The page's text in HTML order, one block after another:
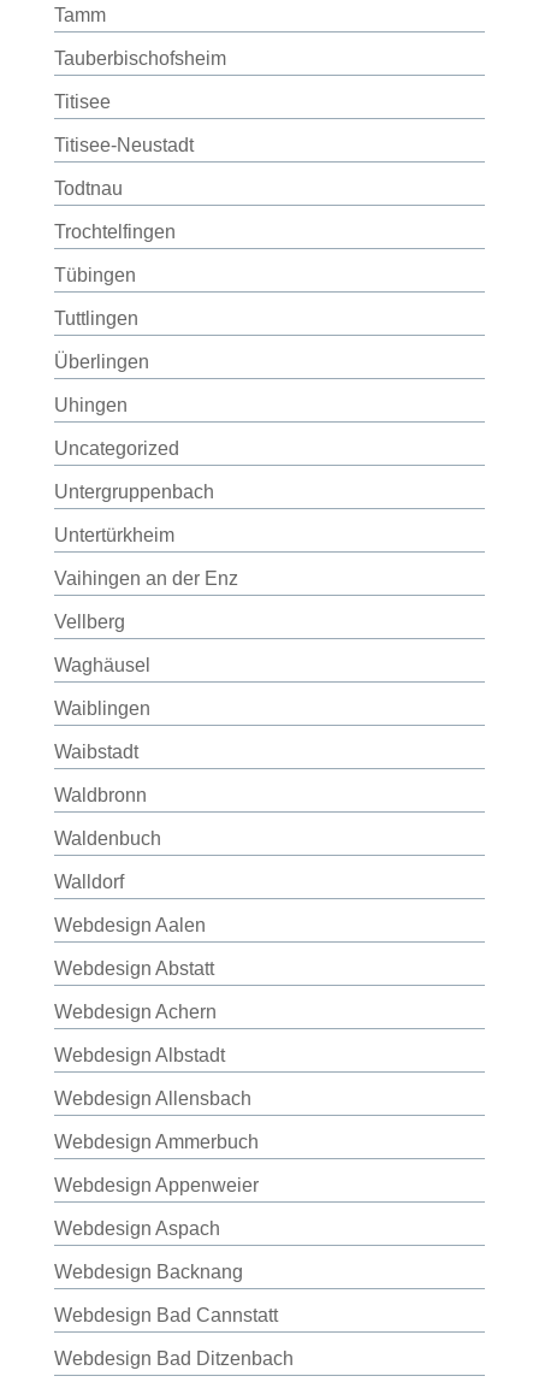
Tamm
Tauberbischofsheim
Titisee
Titisee-Neustadt
Todtnau
Trochtelfingen
Tübingen
Tuttlingen
Überlingen
Uhingen
Uncategorized
Untergruppenbach
Untertürkheim
Vaihingen an der Enz
Vellberg
Waghäusel
Waiblingen
Waibstadt
Waldbronn
Waldenbuch
Walldorf
Webdesign Aalen
Webdesign Abstatt
Webdesign Achern
Webdesign Albstadt
Webdesign Allensbach
Webdesign Ammerbuch
Webdesign Appenweier
Webdesign Aspach
Webdesign Backnang
Webdesign Bad Cannstatt
Webdesign Bad Ditzenbach